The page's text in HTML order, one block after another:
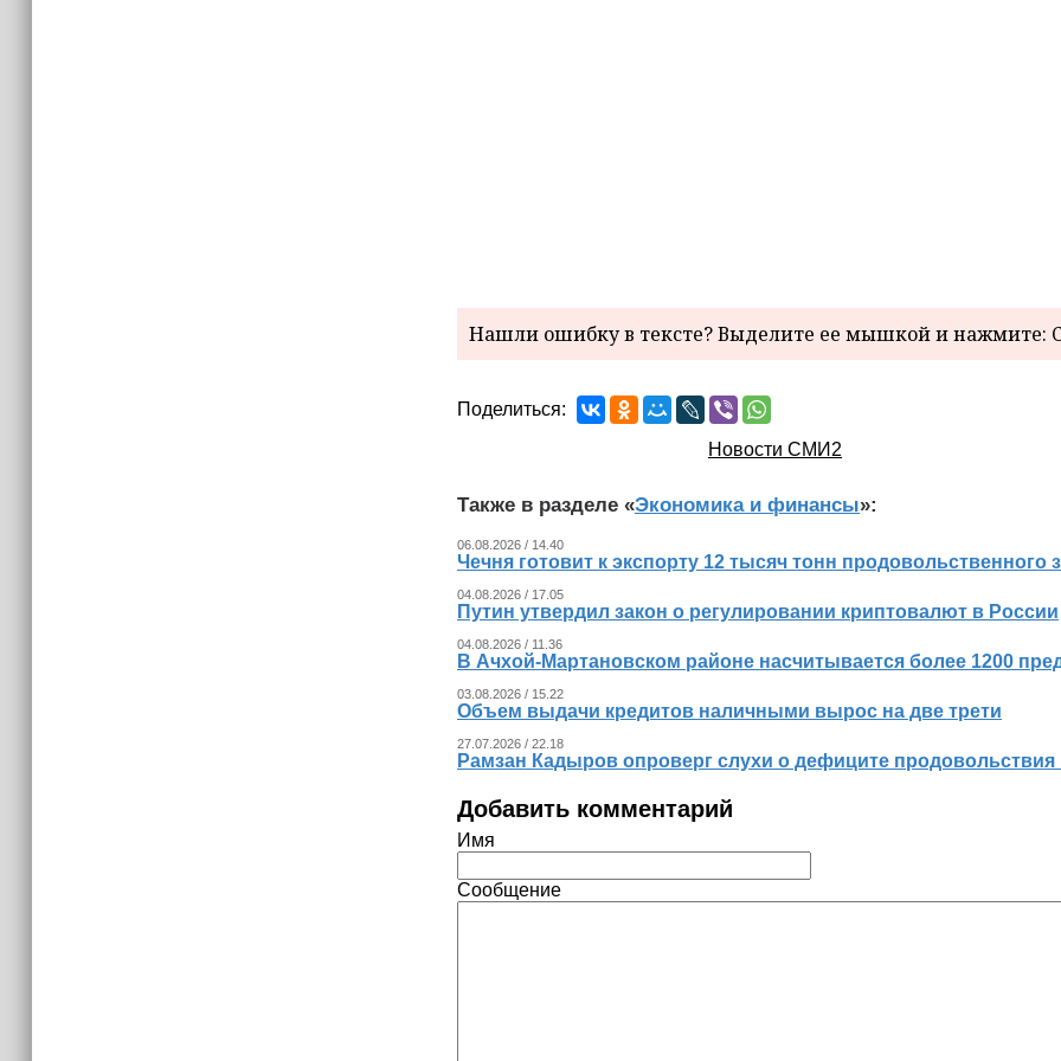
Нашли ошибку в тексте? Выделите ее мышкой и нажмите:
Поделиться:
Новости СМИ2
Также в разделе «Экономика и финансы»:
06.08.2026 / 14.40
Чечня готовит к экспорту 12 тысяч тонн продовольственного
04.08.2026 / 17.05
Путин утвердил закон о регулировании криптовалют в России
04.08.2026 / 11.36
В Ачхой-Мартановском районе насчитывается более 1200
03.08.2026 / 15.22
Объем выдачи кредитов наличными вырос на две трети
27.07.2026 / 22.18
Рамзан Кадыров опроверг слухи о дефиците продовольствия
Добавить комментарий
Имя
Сообщение